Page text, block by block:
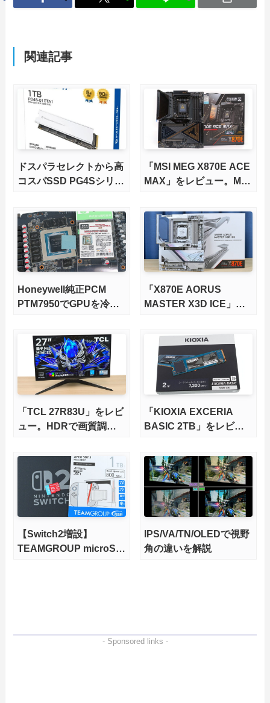
関連記事
ドスパラセレクトから高
コスパSSD PG4Sシリー
「MSI MEG X870E ACE
MAX」をレビュー。M.2
版X870Eマザーボードを
徹底検証
Honeywell純正PCM
PTM7950でGPUを冷や
「X870E AORUS
MASTER X3D ICE」を
さらに高速にする完全版
X870Eマザーボードを徹
底検証
「TCL 27R83U」をレビ
ュー。HDRで画質調整
輝度も発揮！
「KIOXIA EXCERIA
BASIC 2TB」をレビュ
力、高性能、高コスパを
実現！
【Switch2増設】
TEAMGROUP microSD
IPS/VA/TN/OLEDで視野
角の違いを解説
- Sponsored links -